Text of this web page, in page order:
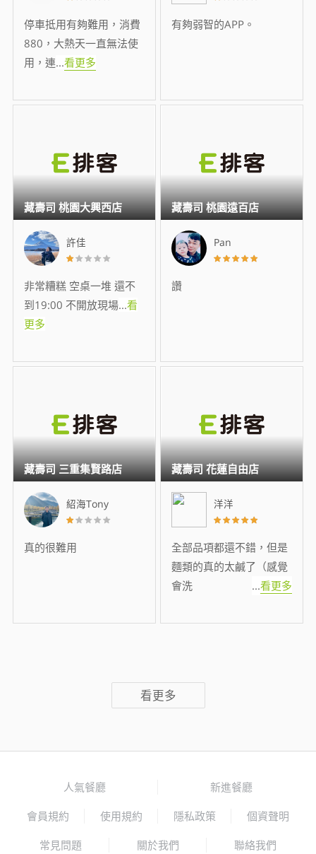
停車抵用有夠難用，消費
880，大熱天一直無法使
用，連...看更多
有夠弱智的APP。
許佳
非常糟糕 空桌一堆 還不
到19:00 不開放現場...看
更多
藏壽司 桃園大興西店
Pan
讚
藏壽司 桃園遠百店
紹海Tony
真的很難用
藏壽司 三重集賢路店
洋洋
全部品項都還不錯，但是
麵類的真的太鹹了（感覺
會洗
...看更多
藏壽司 花蓮自由店
看更多
人氣餐廳 新進餐廳
會員規約 使用規約 隱私政策 個資聲明
常見問題 關於我們 聯絡我們